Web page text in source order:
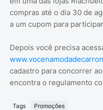
compras até o dia 30 de
a um cupom para
Depois você precisa
cadastro para concorrer
encontra o regulamento
Tags Promoções